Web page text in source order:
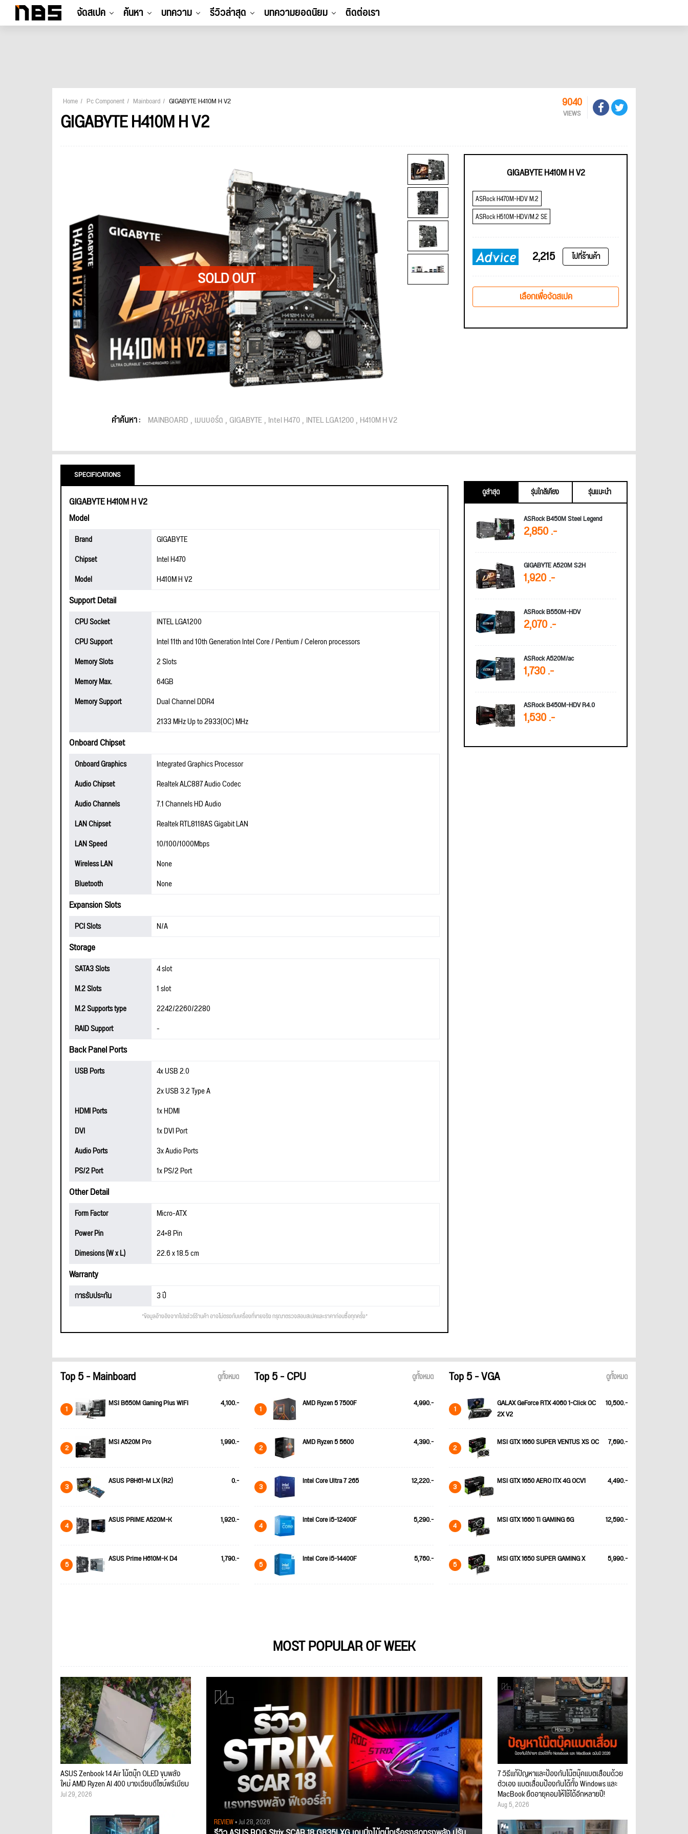
จัดสเปค ค้นหา บทความ รีวิวล่าสุด บทความยอดนิยม ติดต่อเรา
Home Pc Component Mainboard GIGABYTE H410M H V2
GIGABYTE H410M H V2
9040
VIEWS
คำค้นหา : MAINBOARD เมนบอร์ด GIGABYTE Intel H470 INTEL LGA1200 H410M H V2
GIGABYTE H410M H V2
ASRock H470M-HDV M.2
ASRock H510M-HDV/M.2 SE
2,215 ไปที่ร้านค้า
เลือกเพื่อจัดสเปค
SPECIFICATIONS
GIGABYTE H410M H V2
Model
Brand
GIGABYTE
Chipset
Intel H470
Model
H410M H V2
Support Detail
CPU Socket
INTEL LGA1200
CPU Support
Intel 11th and 10th Generation Intel Core / Pentium / Celeron processors
Memory Slots
2 Slots
Memory Max.
64GB
Memory Support
Dual Channel DDR4
2133 MHz Up to 2933(OC) MHz
Onboard Chipset
Onboard Graphics
Integrated Graphics Processor
Audio Chipset
Realtek ALC887 Audio Codec
Audio Channels
7.1 Channels HD Audio
LAN Chipset
Realtek RTL8118AS Gigabit LAN
LAN Speed
10/100/1000Mbps
Wireless LAN
None
Bluetooth
None
Expansion Slots
PCI Slots N/A
Storage
SATA3 Slots
4 slot
M.2 Slots
1 slot
M.2 Supports type
2242/2260/2280
RAID Support
-
Back Panel Ports
USB Ports
4x USB 2.0
2x USB 3.2 Type A
HDMI Ports
1x HDMI
DVI
1x DVI Port
Audio Ports
3x Audio Ports
PS/2 Port
1x PS/2 Port
Other Detail
Form Factor
Micro-ATX
Power Pin
24+8 Pin
Dimesions (W x L)
22.6 x 18.5 cm
Warranty
การรับประกัน 3 ปี
*ข้อมูลอ้างอิงจากโปรชัวร์ร้านค้า อาจไม่ตรงกับเครื่องที่ขายจริง กรุณาตรวจสอบสเปคและราคาก่อนซื้อทุกครั้ง*
ดูล่าสุด รุ่นใกล้เคียง
รุ่นแนะนำ
ASRock B450M Steel Legend
2,850 .-
GIGABYTE A520M S2H
1,920 .-
ASRock B550M-HDV
2,070 .-
ASRock A520M/ac
1,730 .-
ASRock B450M-HDV R4.0
1,530 .-
Top 5 - Mainboard ดูทั้งหมด
1 MSI B650M Gaming Plus WIFI 4,100.-
2 MSI A520M Pro 1,990.-
3 ASUS P8H61-M LX (R2) 0.-
4 ASUS PRIME A520M-K 1,920.-
5 ASUS Prime H610M-K D4 1,790.-
Top 5 - CPU ดูทั้งหมด
1 AMD Ryzen 5 7500F 4,990.-
2 AMD Ryzen 5 5600 4,390.-
3 Intel Core Ultra 7 265 12,220.-
4 Intel Core i5-12400F 5,290.-
5 Intel Core i5-14400F 5,760.-
Top 5 - VGA ดูทั้งหมด
1
GALAX GeForce RTX 4060 1-Click OC
2X V2
10,500.-
2 MSI GTX 1660 SUPER VENTUS XS OC 7,690.-
3 MSI GTX 1650 AERO ITX 4G OCV1 4,490.-
4 MSI GTX 1660 Ti GAMING 6G 12,590.-
5 MSI GTX 1650 SUPER GAMING X 5,990.-
MOST POPULAR OF WEEK
REVIEW• Jul 28, 2026
ASUS Zenbook 14 Air โน้ตบุ๊ก OLED ขุมพลัง
ใหม่ AMD Ryzen AI 400 บางเฉียบดีไซน์พรีเมียม
Jul 29, 2026
7 วิธีแก้ปัญหาและป้องกันโน๊ตบุ๊คแบตเสื่อมด้วย
ตัวเอง แบตเสื่อมป้องกันได้ทั้ง Windows และ
MacBook ยืดอายุคอมให้ใช้ได้อีกหลายปี!
Aug 5, 2026